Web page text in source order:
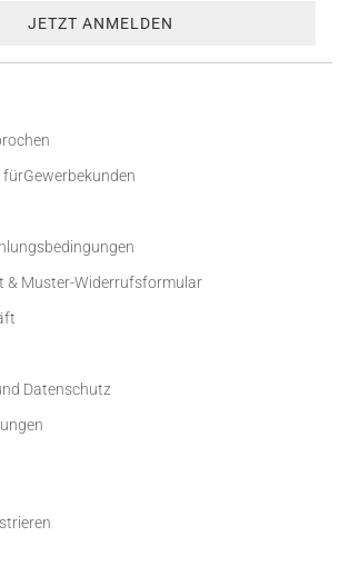
& Muster-Widerrufsformular
Datenschutz